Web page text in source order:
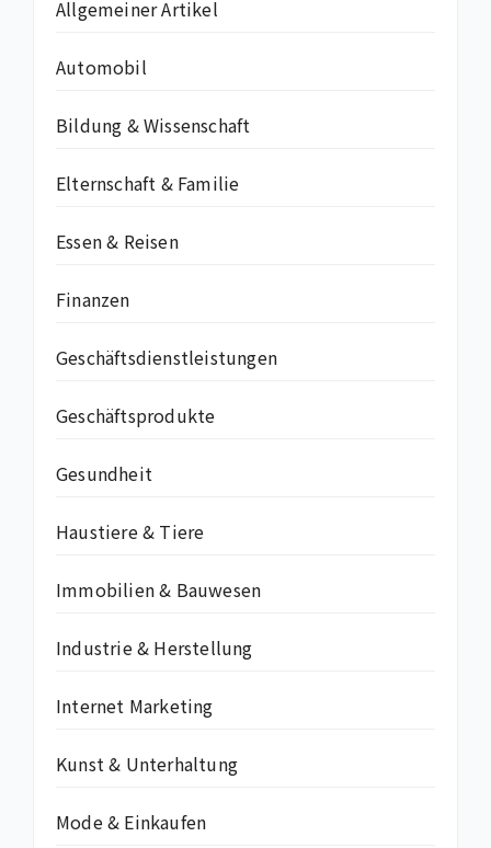
Allgemeiner Artikel
Automobil
Bildung & Wissenschaft
Elternschaft & Familie
Essen & Reisen
Finanzen
Geschäftsdienstleistungen
Geschäftsprodukte
Gesundheit
Haustiere & Tiere
Immobilien & Bauwesen
Industrie & Herstellung
Internet Marketing
Kunst & Unterhaltung
Mode & Einkaufen